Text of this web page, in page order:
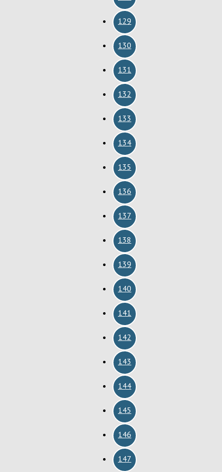
129
130
131
132
133
134
135
136
137
138
139
140
141
142
143
144
145
146
147